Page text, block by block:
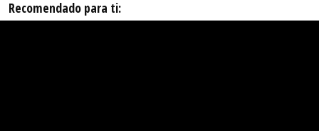
Recomendado para ti: